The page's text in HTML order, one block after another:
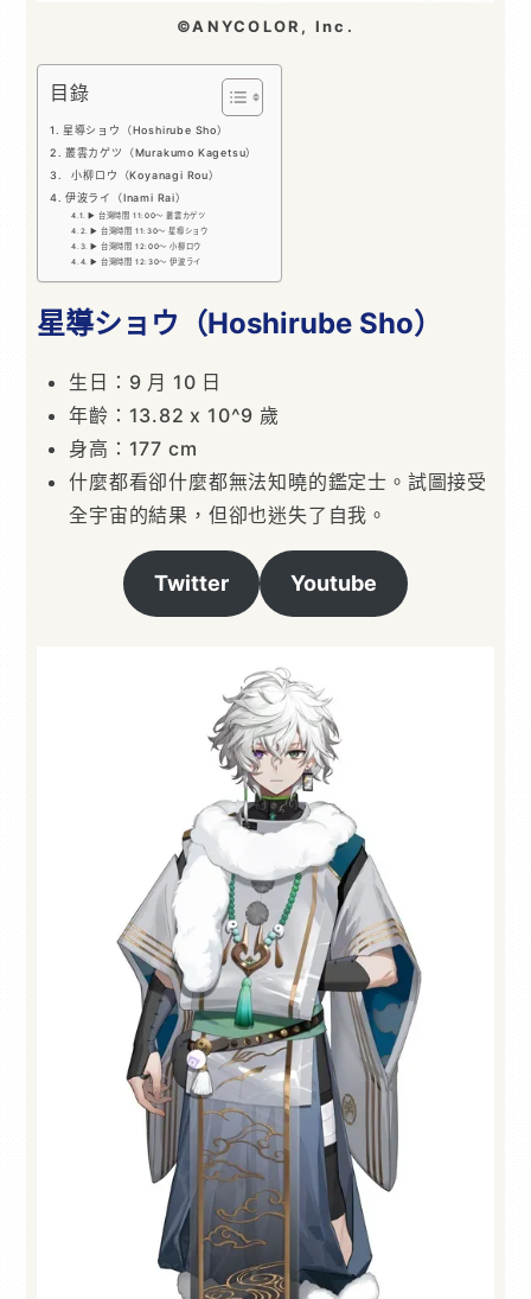
©ANYCOLOR, Inc.
目錄
星導ショウ（Hoshirube Sho）
叢雲カゲツ（Murakumo Kagetsu）
小柳ロウ（Koyanagi Rou）
伊波ライ（Inami Rai）
▶ 台灣時間 11:00～ 叢雲カゲツ
▶ 台灣時間 11:30～ 星導ショウ
▶ 台灣時間 12:00～ 小柳ロウ
▶ 台灣時間 12:30～ 伊波ライ
星導ショウ（Hoshirube Sho）
生日：9 月 10 日
年齡：13.82 x 10^9 歲
身高：177 cm
什麼都看卻什麼都無法知曉的鑑定士。試圖接受
全宇宙的結果，但卻也迷失了自我。
Twitter Youtube